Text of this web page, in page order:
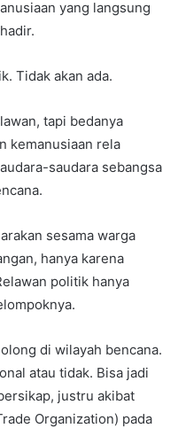
yang langsung
Tidak akan ada.
tapi bedanya
kemanusiaan rela
saudara sebangsa
sesama warga
hanya karena
politik hanya
di wilayah bencana.
atau tidak. Bisa jadi
justru akibat
Organization) pada